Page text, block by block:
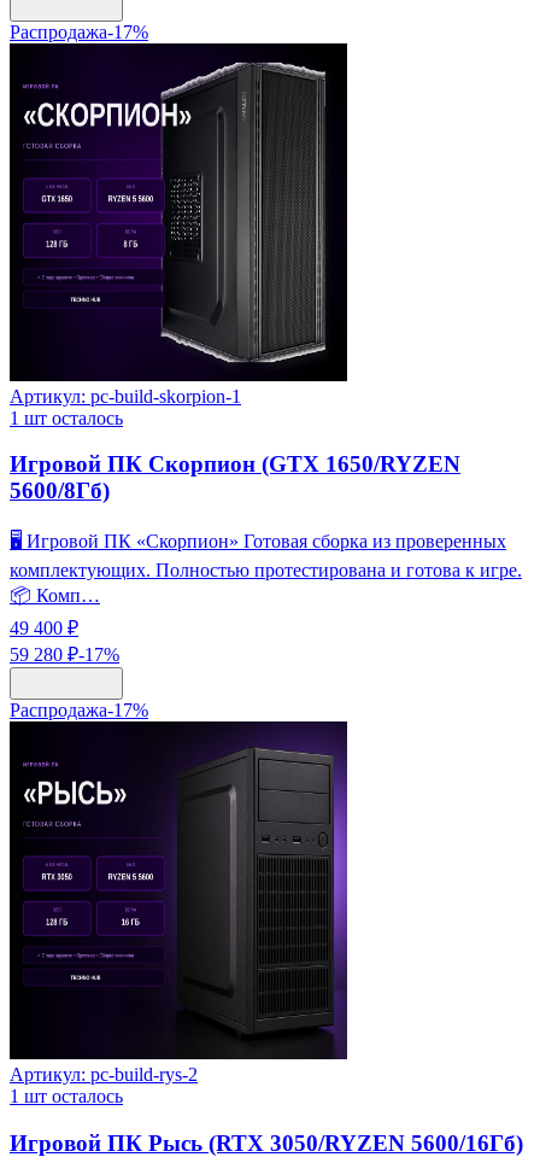
Распродажа-17%
Артикул: pc-build-skorpion-1
1 шт осталось
Игровой ПК Скорпион (GTX 1650/RYZEN
5600/8Гб)
🖥️ Игровой ПК «Скорпион» Готовая сборка из проверенных
комплектующих. Полностью протестирована и готова к игре.
📦 Комп…
49 400 ₽
59 280 ₽-17%
Распродажа-17%
Артикул: pc-build-rys-2
1 шт осталось
Игровой ПК Рысь (RTX 3050/RYZEN 5600/16Гб)